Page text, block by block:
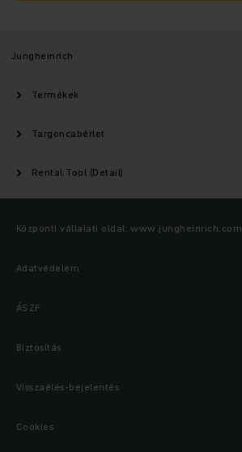
Jungheinrich
Termékek
Targoncabérlet
Rental Tool (Detail)
Központi vállalati oldal: www.jungheinrich.com
Adatvédelem
ÁSZF
Biztosítás
Visszaélés-bejelentés
Cookies